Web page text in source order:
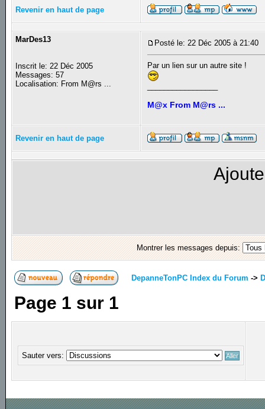
Revenir en haut de page
MarDes13
Inscrit le: 22 Déc 2005
Messages: 57
Localisation: From M@rs ...
Posté le: 22 Déc 2005 à 21:40
Par un lien sur un autre site !
M@x From M@rs ...
Revenir en haut de page
Montrer les messages depuis:
DepanneTonPC Index du Forum ->
Page 1 sur 1
Sauter vers: